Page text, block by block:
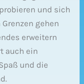
und sich
gehen
erweitern
auch ein
und die